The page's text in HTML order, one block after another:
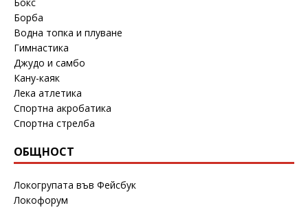
Борба
Водна топка и плуване
Гимнастика
Джудо и самбо
Кану-каяк
Лека атлетика
Спортна акробатика
Спортна стрелба
ОБЩНОСТ
Локогрупата във Фейсбук
Локофорум